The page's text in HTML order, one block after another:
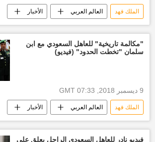
الملك فهد العالم العربي الأخبار
الولايات المتحدة الأمريكية أخبار السعودية اليوم
"مكالمة تاريخية" للعاهل السعودي مع ابن
سلمان "تخطت الحدود" (فيديو)
9 ديسمبر 2018, 07:33 GMT
الملك فهد العالم العربي الأخبار
أخبار تونس اليوم الرياض
أخبار السعودية اليوم الأمير سلطان بن سلمان
فيديو نادر للعاهل السعودي الراحل يعلق على